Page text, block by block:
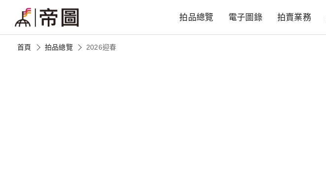
拍品總覽 電子圖錄 拍賣業務
首頁 拍品總覽 2026迎春